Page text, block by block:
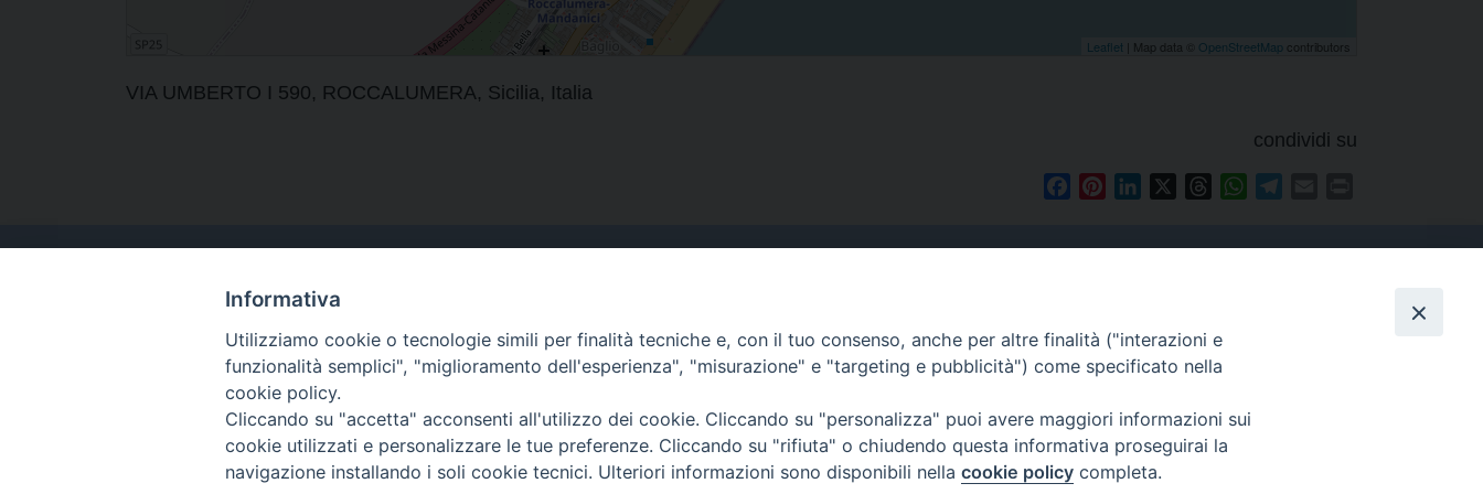
Leaflet | Map data © OpenStreetMap contributors
VIA UMBERTO I 590, ROCCALUMERA, Sicilia, Italia
condividi su
FacebookPinterestLinkedIn ThreadsWhatsApp
Indirizzo
Via Garibaldi, 67 - 98122
Orari
da lunedi al venerdi dalle ore
Contatti
Tel. 090.6684111 - Fax.
arcivescovo.messina@tin.it
Canali social
Informativa
Utilizziamo cookie o tecnologie simili per finalità tecniche e, con il tuo consenso, anche per altre finalità ("interazioni e
funzionalità semplici", "miglioramento dell'esperienza", "misurazione" e "targeting e pubblicità") come specificato nella
cookie policy.
Cliccando su "accetta" acconsenti all'utilizzo dei cookie. Cliccando su "personalizza" puoi avere maggiori informazioni sui
cookie utilizzati e personalizzare le tue preferenze. Cliccando su "rifiuta" o chiudendo questa informativa proseguirai la
navigazione installando i soli cookie tecnici. Ulteriori informazioni sono disponibili nella cookie policy completa.